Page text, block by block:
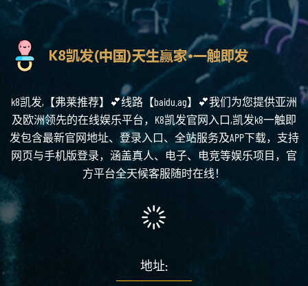
k8凯发,【弗莱推荐】💕线路【baidu.ag】💕我们为您提供亚洲
及欧洲领先的在线娱乐平台，K8凯发官网入口,凯发k8一触即
发包含最新官网地址、登录入口、全站服务及APP下载，支持
网页与手机版登录，涵盖真人、电子、电竞等娱乐项目，官
方平台全天候客服随时在线！
地址: